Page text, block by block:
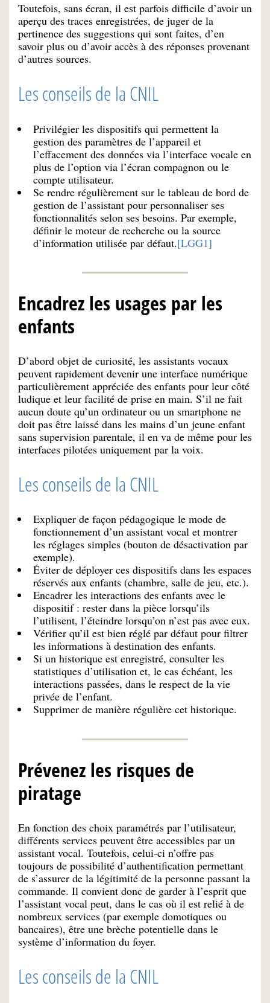
Toutefois, sans écran, il est parfois difficile d’avoir un
aperçu des traces enregistrées, de juger de la
pertinence des suggestions qui sont faites, d’en
savoir plus ou d’avoir accès à des réponses provenant
d’autres sources.
Les conseils de la CNIL
Privilégier les dispositifs qui permettent la
gestion des paramètres de l’appareil et
l’effacement des données via l’interface vocale en
plus de l’option via l’écran compagnon ou le
compte utilisateur.
Se rendre régulièrement sur le tableau de bord de
gestion de l’assistant pour personnaliser ses
fonctionnalités selon ses besoins. Par exemple,
définir le moteur de recherche ou la source
d’information utilisée par défaut.[LGG1]
Encadrez les usages par les
enfants
D’abord objet de curiosité, les assistants vocaux
peuvent rapidement devenir une interface numérique
particulièrement appréciée des enfants pour leur côté
ludique et leur facilité de prise en main. S’il ne fait
aucun doute qu’un ordinateur ou un smartphone ne
doit pas être laissé dans les mains d’un jeune enfant
sans supervision parentale, il en va de même pour les
interfaces pilotées uniquement par la voix.
Les conseils de la CNIL
Expliquer de façon pédagogique le mode de
fonctionnement d’un assistant vocal et montrer
les réglages simples (bouton de désactivation par
exemple).
Éviter de déployer ces dispositifs dans les espaces
réservés aux enfants (chambre, salle de jeu, etc.).
Encadrer les interactions des enfants avec le
dispositif : rester dans la pièce lorsqu’ils
l’utilisent, l’éteindre lorsqu’on n’est pas avec eux.
Vérifier qu’il est bien réglé par défaut pour filtrer
les informations à destination des enfants.
Si un historique est enregistré, consulter les
statistiques d’utilisation et, le cas échéant, les
interactions passées, dans le respect de la vie
privée de l’enfant.
Supprimer de manière régulière cet historique.
Prévenez les risques de
piratage
En fonction des choix paramétrés par l’utilisateur,
différents services peuvent être accessibles par un
assistant vocal. Toutefois, celui-ci n’offre pas
toujours de possibilité d’authentification permettant
de s’assurer de la légitimité de la personne passant la
commande. Il convient donc de garder à l’esprit que
l’assistant vocal peut, dans le cas où il est relié à de
nombreux services (par exemple domotiques ou
bancaires), être une brèche potentielle dans le
système d’information du foyer.
Les conseils de la CNIL